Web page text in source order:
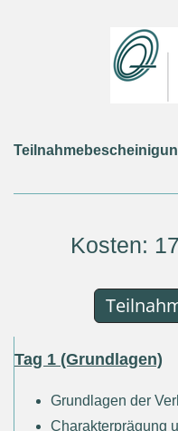
Kosten:
Tag 1 (Grundlagen)
Grundlagen der
Charakterprägung